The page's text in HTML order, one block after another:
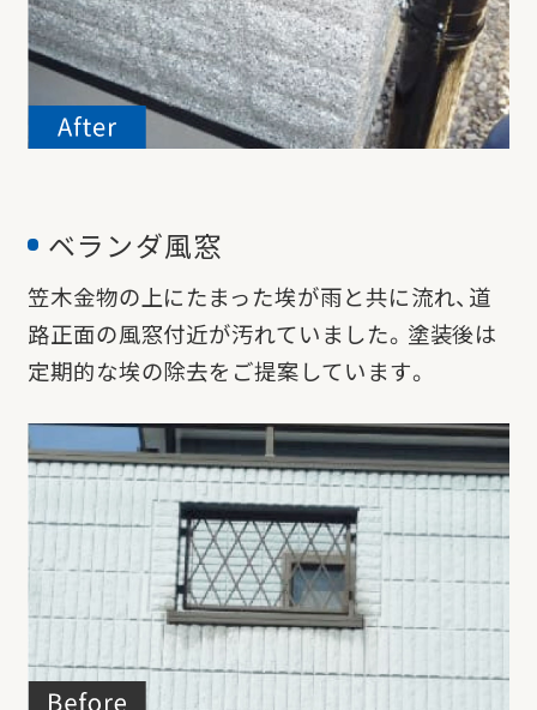
ベランダ風窓
笠木金物の上にたまった埃が雨と共に流れ、道
路正面の風窓付近が汚れていました。 塗装後は
定期的な埃の除去をご提案しています。